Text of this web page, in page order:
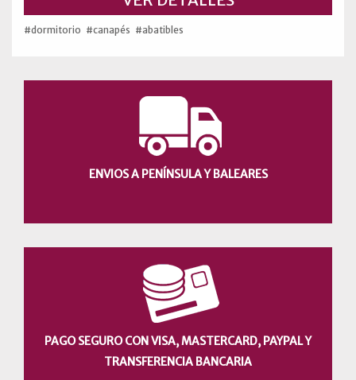
#dormitorio #canapés #abatibles
ENVIOS A PENÍNSULA Y BALEARES
PAGO SEGURO CON VISA, MASTERCARD, PAYPAL Y
TRANSFERENCIA BANCARIA